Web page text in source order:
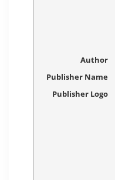
Author
Publisher Name
Publisher Logo